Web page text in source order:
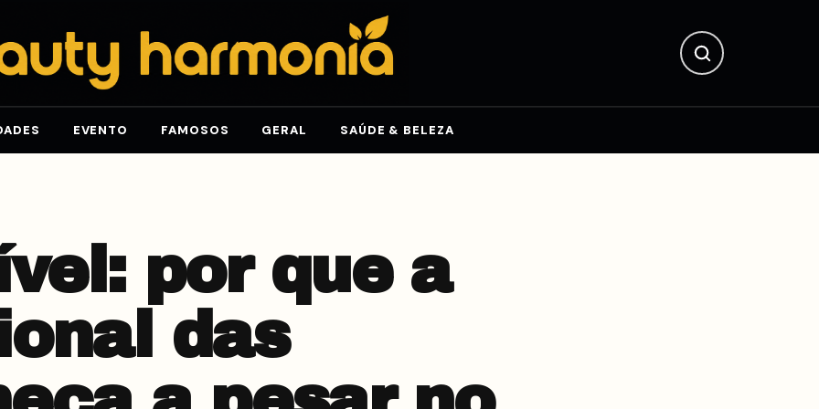
EVENTO FAMOSOS GERAL SAÚDE & BELEZA
por que a
das